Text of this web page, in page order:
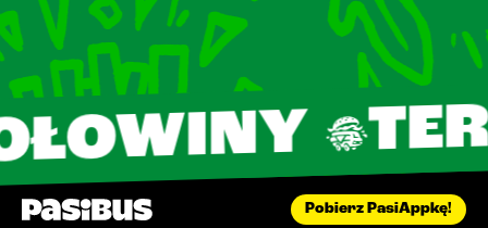
TERAZ
Pobierz PasiAppkę!